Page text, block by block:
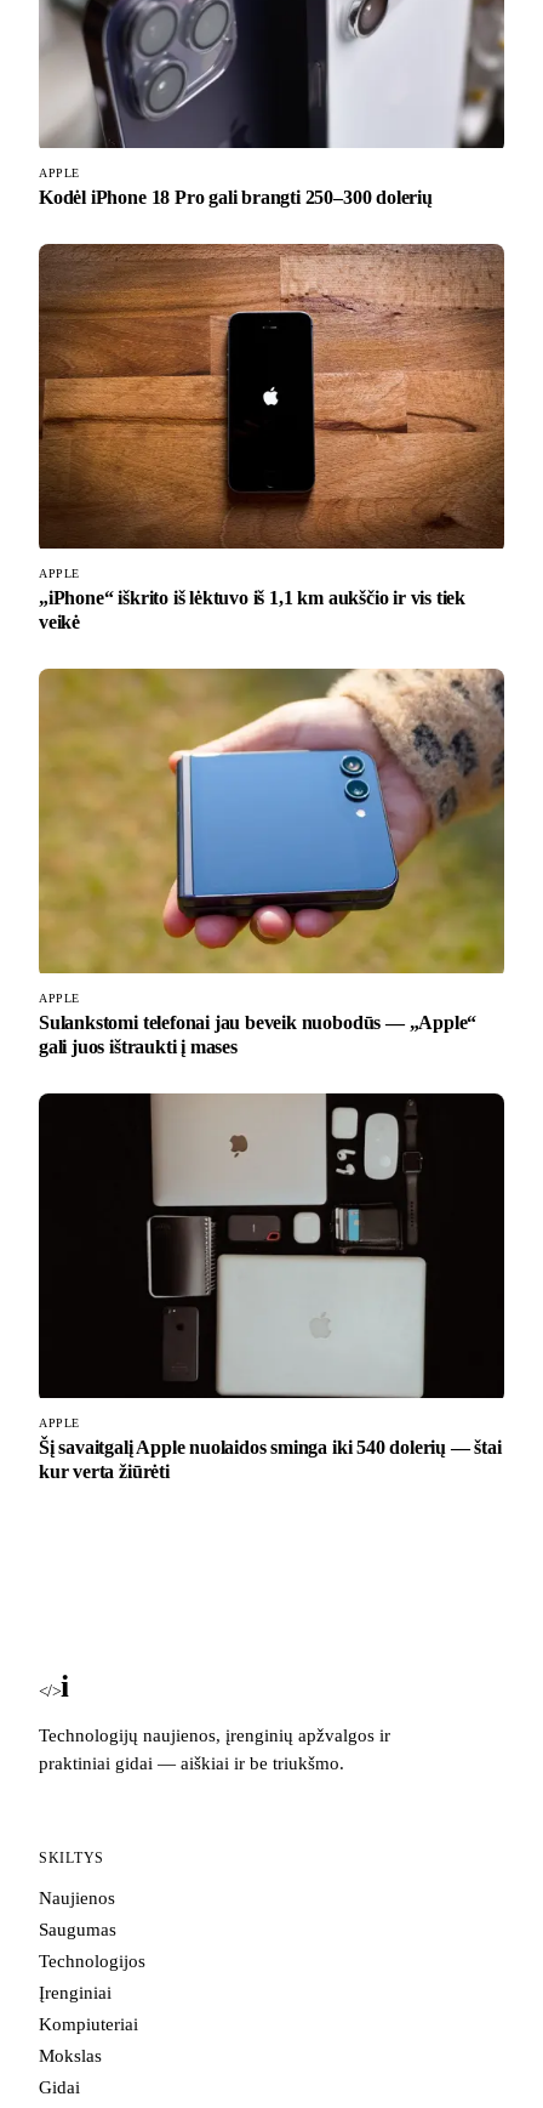
APPLE
Kodėl iPhone 18 Pro gali brangti 250–300 dolerių
APPLE
„iPhone“ iškrito iš lėktuvo iš 1,1 km aukščio ir vis tiek
veikė
APPLE
Sulankstomi telefonai jau beveik nuobodūs — „Apple“
gali juos ištraukti į mases
APPLE
Šį savaitgalį Apple nuolaidos sminga iki 540 dolerių — štai
kur verta žiūrėti
</>iBlog
Technologijų naujienos, įrenginių apžvalgos ir
praktiniai gidai — aiškiai ir be triukšmo.
SKILTYS
Naujienos
Saugumas
Technologijos
Įrenginiai
Kompiuteriai
Mokslas
Gidai